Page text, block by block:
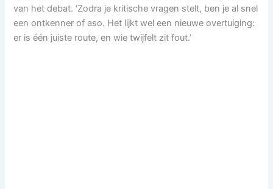
van het debat. ‘Zodra je kritische vragen stelt, ben je al snel
een ontkenner of aso. Het lijkt wel een nieuwe overtuiging:
er is één juiste route, en wie twijfelt zit fout.’